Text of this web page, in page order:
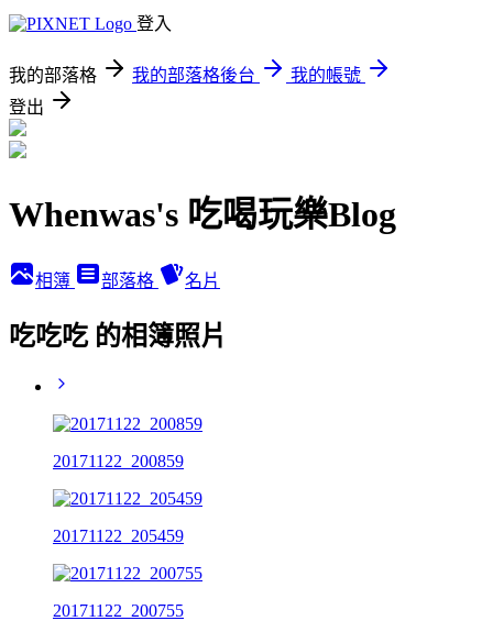
登入
我的部落格 我的部落格後台
我的帳號
登出
Whenwas's 吃喝玩樂Blog
相簿 部落格 名片
吃吃吃 的相簿照片
20171122_200859
20171122_205459
20171122_200755